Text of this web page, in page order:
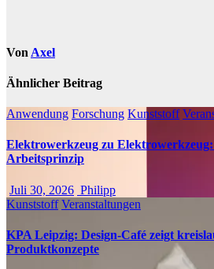
Von Axel
Ähnlicher Beitrag
Anwendung Forschung Kunststoff
Elektrowerkzeug zu
Arbeitsprinzip
Juli 30, 2026 Philipp
Kunststoff Veranstaltungen
KPA Leipzig: Design-Café zeigt
Produktkonzepte